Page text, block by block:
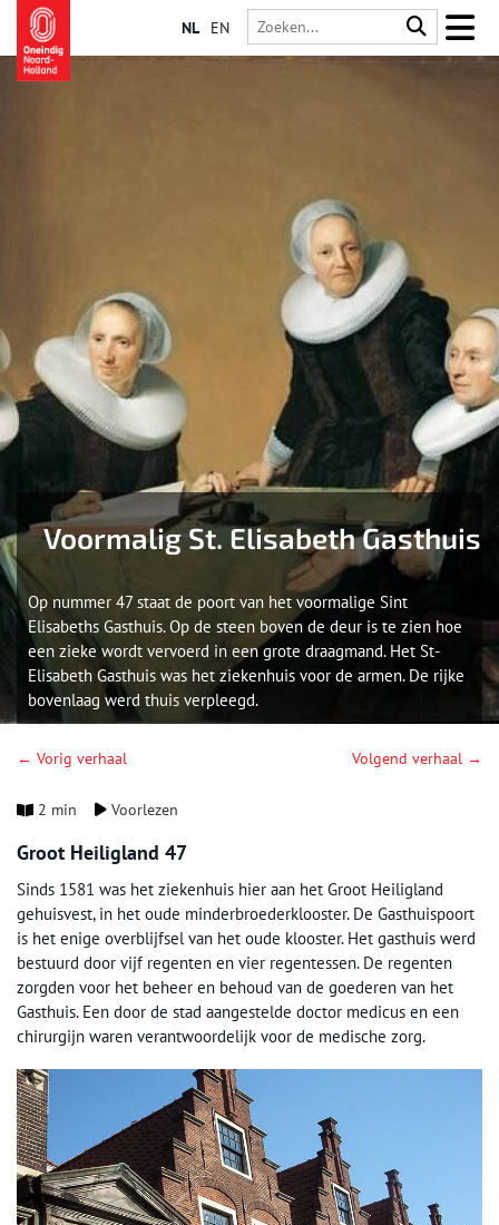
NL EN
Voormalig St. Elisabeth Gasthuis
Op nummer 47 staat de poort van het voormalige Sint
Elisabeths Gasthuis. Op de steen boven de deur is te zien hoe
een zieke wordt vervoerd in een grote draagmand. Het St-
Elisabeth Gasthuis was het ziekenhuis voor de armen. De rijke
bovenlaag werd thuis verpleegd.
← Vorig verhaal Volgend verhaal →
2 min Voorlezen
Groot Heiligland 47
Sinds 1581 was het ziekenhuis hier aan het Groot Heiligland
gehuisvest, in het oude minderbroederklooster. De Gasthuispoort
is het enige overblijfsel van het oude klooster. Het gasthuis werd
bestuurd door vijf regenten en vier regentessen. De regenten
zorgden voor het beheer en behoud van de goederen van het
Gasthuis. Een door de stad aangestelde doctor medicus en een
chirurgijn waren verantwoordelijk voor de medische zorg.